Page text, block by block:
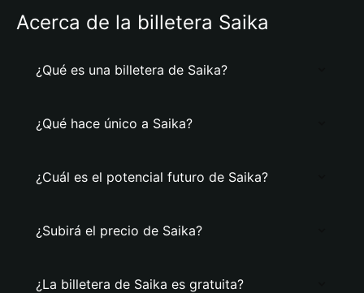
Acerca de la billetera Saika
¿Qué es una billetera de Saika?
¿Qué hace único a Saika?
¿Cuál es el potencial futuro de Saika?
¿Subirá el precio de Saika?
¿La billetera de Saika es gratuita?